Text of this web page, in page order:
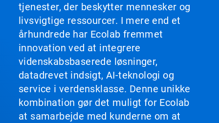
tjenester, der beskytter mennesker og
livsvigtige ressourcer. I mere end et
århundrede har Ecolab fremmet
innovation ved at integrere
videnskabsbaserede løsninger,
datadrevet indsigt, AI-teknologi og
service i verdensklasse. Denne unikke
kombination gør det muligt for Ecolab
at samarbejde med kunderne om at